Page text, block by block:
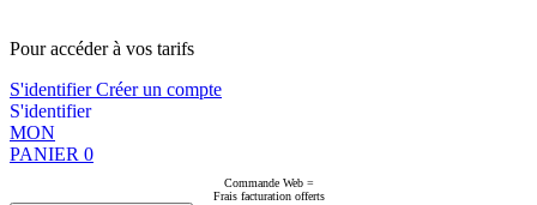
Pour accéder à vos tarifs
S'identifierCréer un compte
S'identifier
MON
PANIER 0
Commande Web =
Frais facturation offerts